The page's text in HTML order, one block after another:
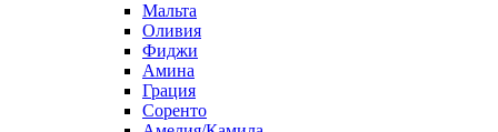
Мальта
Оливия
Фиджи
Амина
Грация
Соренто